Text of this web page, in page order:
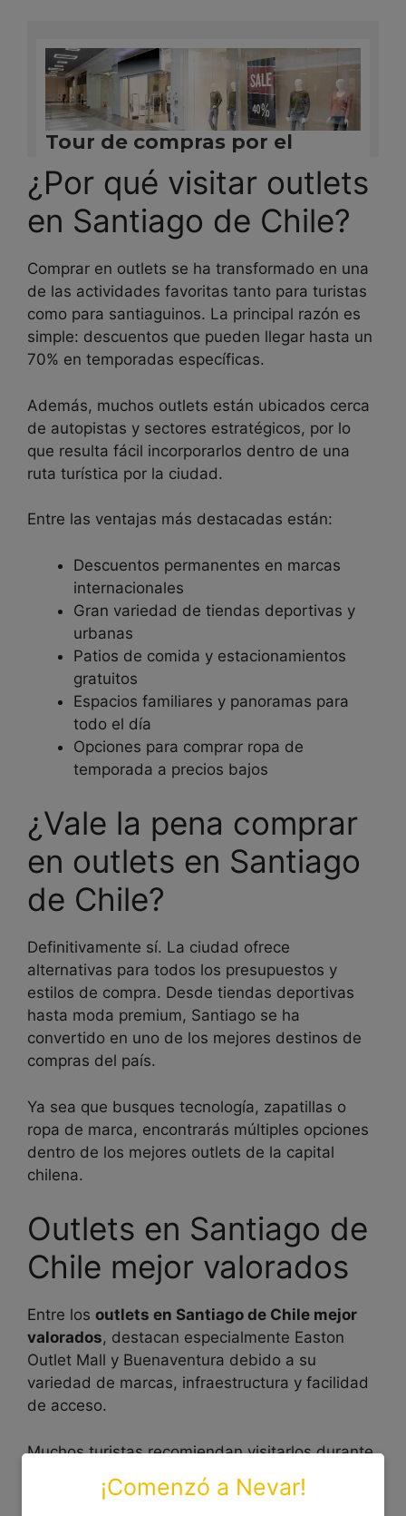
¿Por qué visitar outlets
en Santiago de Chile?
Comprar en outlets se ha transformado en una
de las actividades favoritas tanto para turistas
como para santiaguinos. La principal razón es
simple: descuentos que pueden llegar hasta un
70% en temporadas específicas.
Además, muchos outlets están ubicados cerca
de autopistas y sectores estratégicos, por lo
que resulta fácil incorporarlos dentro de una
ruta turística por la ciudad.
Entre las ventajas más destacadas están:
Descuentos permanentes en marcas
internacionales
Gran variedad de tiendas deportivas y
urbanas
Patios de comida y estacionamientos
gratuitos
Espacios familiares y panoramas para
todo el día
Opciones para comprar ropa de
temporada a precios bajos
¿Vale la pena comprar
en outlets en Santiago
de Chile?
Definitivamente sí. La ciudad ofrece
alternativas para todos los presupuestos y
estilos de compra. Desde tiendas deportivas
hasta moda premium, Santiago se ha
convertido en uno de los mejores destinos de
compras del país.
Ya sea que busques tecnología, zapatillas o
ropa de marca, encontrarás múltiples opciones
dentro de los mejores outlets de la capital
chilena.
Outlets en Santiago de
Chile mejor valorados
Entre los outlets en Santiago de Chile mejor
valorados, destacan especialmente Easton
Outlet Mall y Buenaventura debido a su
variedad de marcas, infraestructura y facilidad
de acceso.
Muchos turistas recomiendan visitarlos durante
temporadas de liquidación, especialmente
después del verano y durante campañas como
¡Comenzó a Nevar!